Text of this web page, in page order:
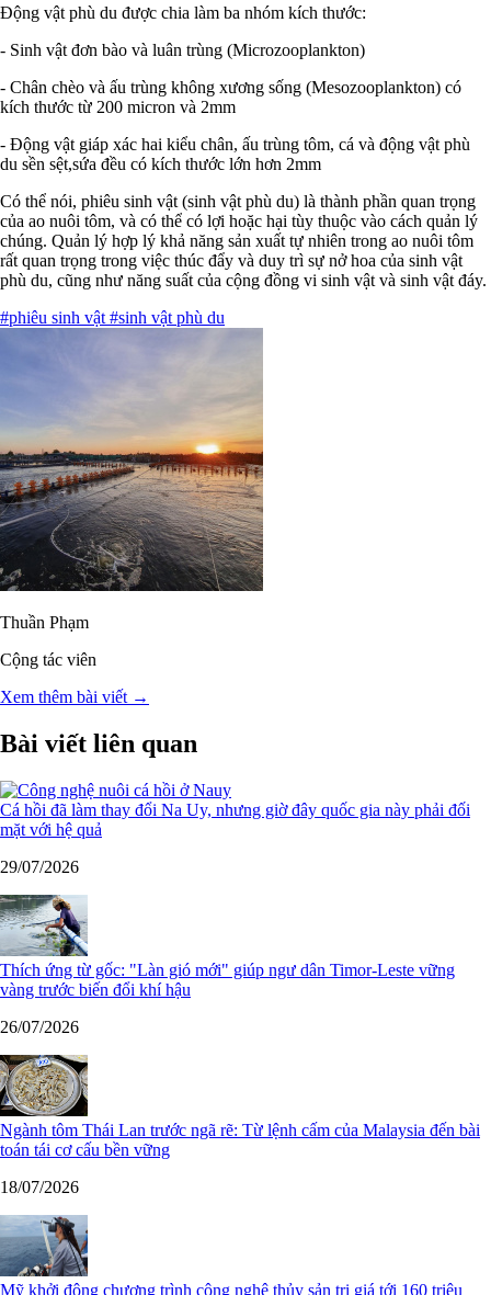
Động vật phù du được chia làm ba nhóm kích thước:
- Sinh vật đơn bào và luân trùng (Microzooplankton)
- Chân chèo và ấu trùng không xương sống (Mesozooplankton) có
kích thước từ 200 micron và 2mm
- Động vật giáp xác hai kiểu chân, ấu trùng tôm, cá và động vật phù
du sền sệt,sứa đều có kích thước lớn hơn 2mm
Có thể nói, phiêu sinh vật (sinh vật phù du) là thành phần quan trọng
của ao nuôi tôm, và có thể có lợi hoặc hại tùy thuộc vào cách quản lý
chúng. Quản lý hợp lý khả năng sản xuất tự nhiên trong ao nuôi tôm
rất quan trọng trong việc thúc đẩy và duy trì sự nở hoa của sinh vật
phù du, cũng như năng suất của cộng đồng vi sinh vật và sinh vật đáy.
#phiêu sinh vật #sinh vật phù du
Thuần Phạm
Cộng tác viên
Xem thêm bài viết →
Bài viết liên quan
Cá hồi đã làm thay đổi Na Uy, nhưng giờ đây quốc gia này phải đối
mặt với hệ quả
29/07/2026
Thích ứng từ gốc: "Làn gió mới" giúp ngư dân Timor-Leste vững
vàng trước biến đổi khí hậu
26/07/2026
Ngành tôm Thái Lan trước ngã rẽ: Từ lệnh cấm của Malaysia đến bài
toán tái cơ cấu bền vững
18/07/2026
Mỹ khởi động chương trình công nghệ thủy sản trị giá tới 160 triệu